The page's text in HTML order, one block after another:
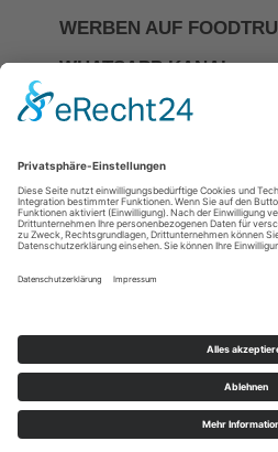
WERBEN AUF
WHATSAPP KANAL
Investor Relations
Impressum
Datenschutzerkläerung
Allgemeine
Cookie-Einstellungen
DIE NR.1 FÜR
MOBILES